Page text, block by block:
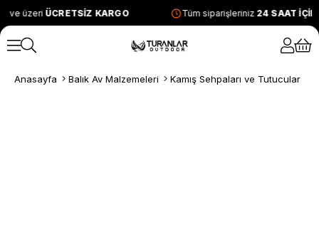
ve üzeriÜCRETSİZ KARGO Tüm siparişleriniz24 SAAT
Anasayfa Balık Av Malzemeleri Kamış Sehpaları ve Tutucular